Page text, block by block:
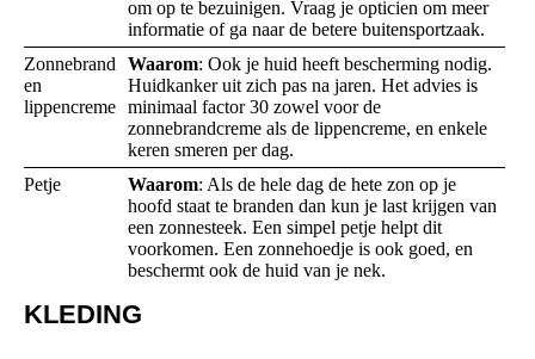
om op te bezuinigen. Vraag je opticien om meer
informatie of ga naar de betere buitensportzaak.
Zonnebrand
en
lippencreme
Waarom: Ook je huid heeft bescherming nodig.
Huidkanker uit zich pas na jaren. Het advies is
minimaal factor 30 zowel voor de
zonnebrandcreme als de lippencreme, en enkele
keren smeren per dag.
Petje
Waarom: Als de hele dag de hete zon op je
hoofd staat te branden dan kun je last krijgen van
een zonnesteek. Een simpel petje helpt dit
voorkomen. Een zonnehoedje is ook goed, en
beschermt ook de huid van je nek.
KLEDING